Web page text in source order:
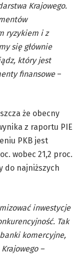
Krajowego.
ryzykiem i z
się głównie
który jest
finansowe–
że obecny
z raportu PIE
PKB jest
wobec 21,2 proc.
do najniższych
inwestycje
Tak
komercyjne,
–